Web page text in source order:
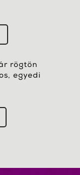
rögtön
egyedi